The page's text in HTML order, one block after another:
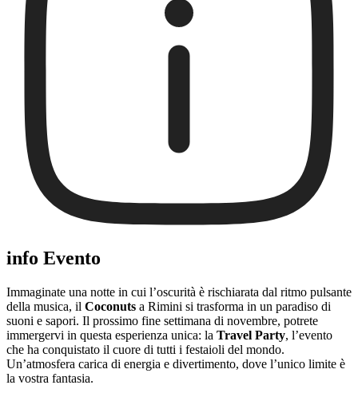
info Evento
Immaginate una notte in cui l’oscurità è rischiarata dal ritmo pulsante
della musica, il Coconuts a Rimini si trasforma in un paradiso di
suoni e sapori. Il prossimo fine settimana di novembre, potrete
immergervi in questa esperienza unica: la Travel Party, l’evento
che ha conquistato il cuore di tutti i festaioli del mondo.
Un’atmosfera carica di energia e divertimento, dove l’unico limite è
la vostra fantasia.